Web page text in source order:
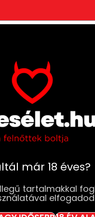
már 18 éves?
tartalmakkal
ÚJDONSÁGOKSZEXJÁTÉKOK
Vízalapú